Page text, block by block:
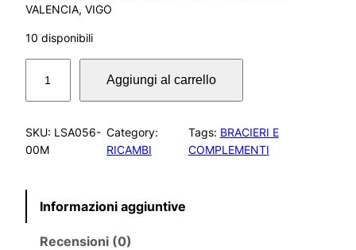
VALENCIA, VIGO
10 disponibili
T
I
F
A
M
Aggiungi al carrello
SKU: LSA056-
00M
Category:
RICAMBI
Tags: BRACIERI E
COMPLEMENTI
Informazioni aggiuntive
Recensioni (0)